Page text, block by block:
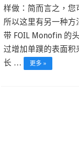
样做：简而言之，您
所以这里有另一种
带 FOIL Monofin 的
过增加单蹼的表面
长 …
更多 »